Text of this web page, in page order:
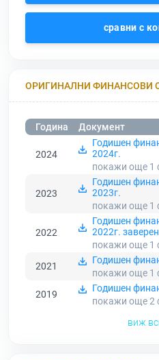
сравни с
ОРИГИНАЛНИ ФИНАНСОВИ
Година Документ
2024
Годишен
2024г.
покажи още 1
2023
Годишен
2023г.
покажи още 1
2022
Годишен
2022г.
покажи още 1
2021
Годишен
покажи още 1
2019
Годишен
покажи още 2
виж